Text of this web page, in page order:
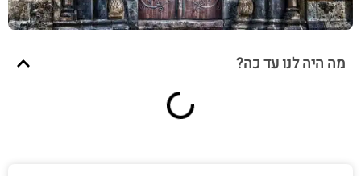
מה היה לנו עד כה?